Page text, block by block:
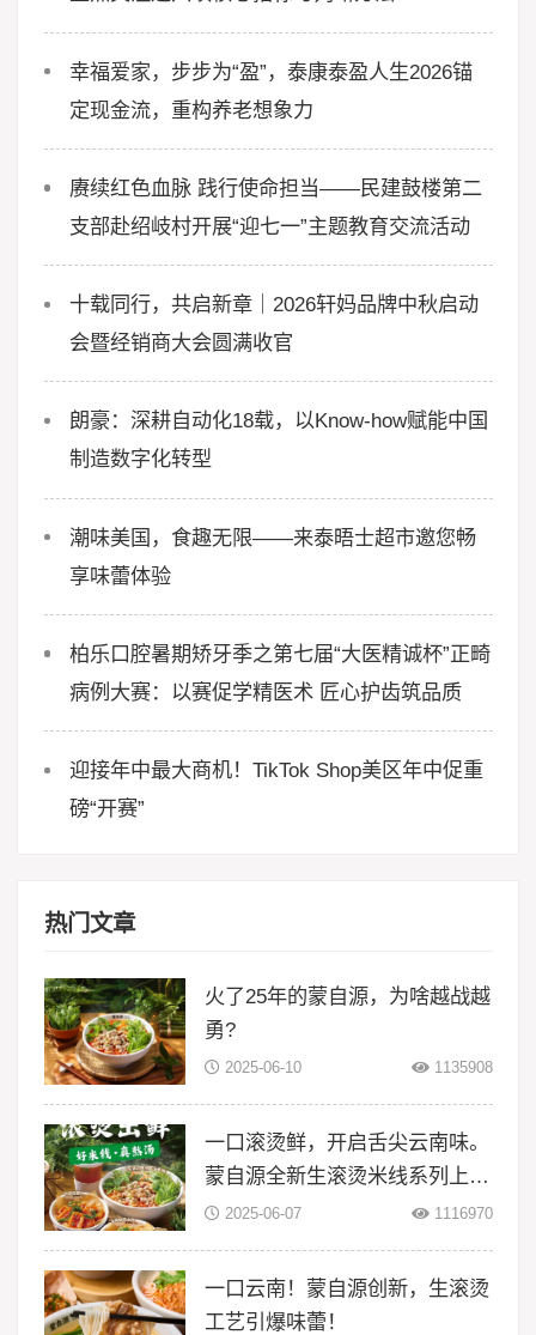
幸福爱家，步步为“盈”，泰康泰盈人生2026锚
定现金流，重构养老想象力
赓续红色血脉 践行使命担当——民建鼓楼第二
支部赴绍岐村开展“迎七一”主题教育交流活动
十载同行，共启新章｜2026轩妈品牌中秋启动
会暨经销商大会圆满收官
朗豪：深耕自动化18载，以Know-how赋能中国
制造数字化转型
潮味美国，食趣无限——来泰晤士超市邀您畅
享味蕾体验
柏乐口腔暑期矫牙季之第七届“大医精诚杯”正畸
病例大赛：以赛促学精医术 匠心护齿筑品质
迎接年中最大商机！TikTok Shop美区年中促重
磅“开赛”
热门文章
火了25年的蒙自源，为啥越战越
勇?
2025-06-10 1135908
一口滚烫鲜，开启舌尖云南味。
蒙自源全新生滚烫米线系列上
线！2025-06-07 1116970
一口云南！蒙自源创新，生滚烫
工艺引爆味蕾！